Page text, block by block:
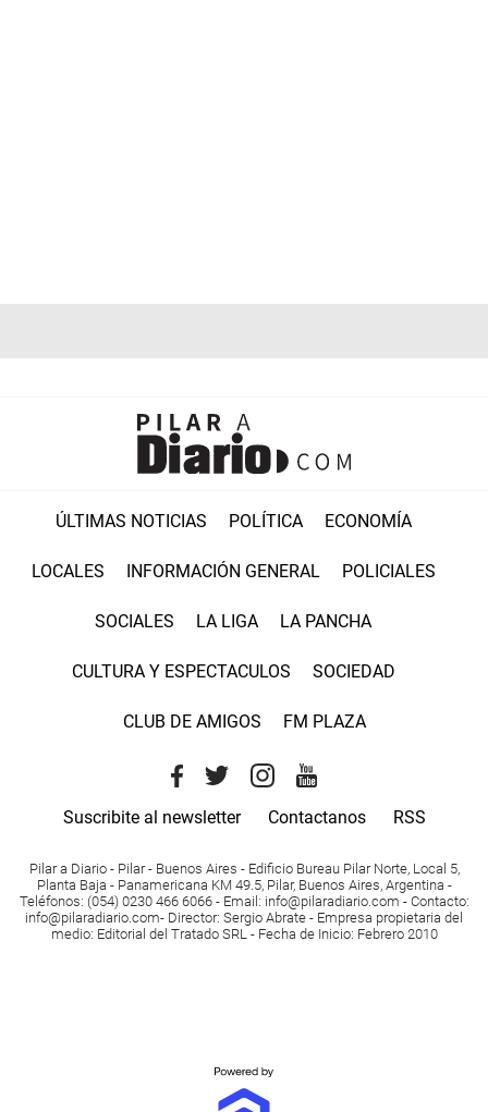
ÚLTIMAS NOTICIAS POLÍTICA ECONOMÍA
LOCALES INFORMACIÓN GENERAL POLICIALES
SOCIALES LA LIGA LA PANCHA
CULTURA Y ESPECTACULOS SOCIEDAD
CLUB DE AMIGOS FM PLAZA
Suscribite al newsletter Contactanos RSS
Pilar a Diario - Pilar - Buenos Aires - Edificio Bureau Pilar Norte, Local 5,
Planta Baja - Panamericana KM 49.5, Pilar, Buenos Aires, Argentina -
Teléfonos: (054) 0230 466 6066 - Email : info@pilaradiario.com - Contacto:
info@pilaradiario.com- Director: Sergio Abrate - Empresa propietaria del
medio: Editorial del Tratado SRL - Fecha de Inicio: Febrero 2010